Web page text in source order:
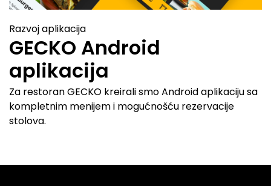
Razvoj aplikacija
GECKO Android
aplikacija
Za restoran GECKO kreirali smo Android aplikaciju sa
kompletnim menijem i mogućnošću rezervacije
stolova.